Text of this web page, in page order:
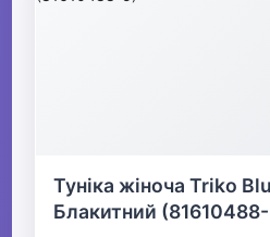
Туніка жіноча Triko
Блакитний